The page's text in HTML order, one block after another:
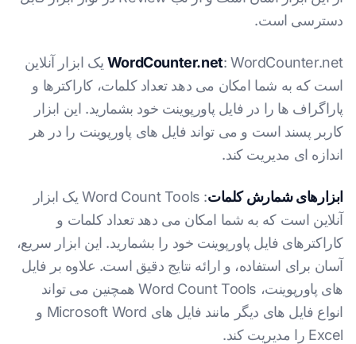
دسترسی است.
WordCounter.net : WordCounter.net یک ابزار آنلاین
است که به شما امکان می دهد تعداد کلمات، کاراکترها و
پاراگراف ها را در فایل پاورپوینت خود بشمارید. این ابزار
کاربر پسند است و می تواند فایل های پاورپوینت را در هر
اندازه ای مدیریت کند.
ابزارهای شمارش کلمات
: Word Count Tools یک ابزار
آنلاین است که به شما امکان می دهد تعداد کلمات و
کاراکترهای فایل پاورپوینت خود را بشمارید. این ابزار سریع،
آسان برای استفاده، و ارائه نتایج دقیق است. علاوه بر فایل
های پاورپوینت، Word Count Tools همچنین می تواند
انواع فایل های دیگر مانند فایل های Microsoft Word و
Excel را مدیریت کند.